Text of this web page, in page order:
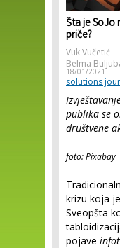
Šta je
priče?
Vuk Vučetić
Belma
18/01/2021
solutions
publika se
društvene
foto: Pixabay
krizu koja
Sveopšta
pojave